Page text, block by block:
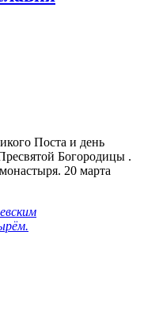
Поста и день
Богородицы .
20 марта